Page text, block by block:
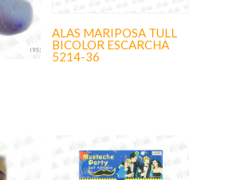
ALAS MARIPOSA TULL
BICOLOR ESCARCHA
5214-36